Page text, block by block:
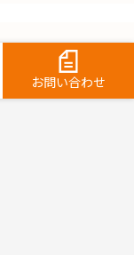
お問い合わせ